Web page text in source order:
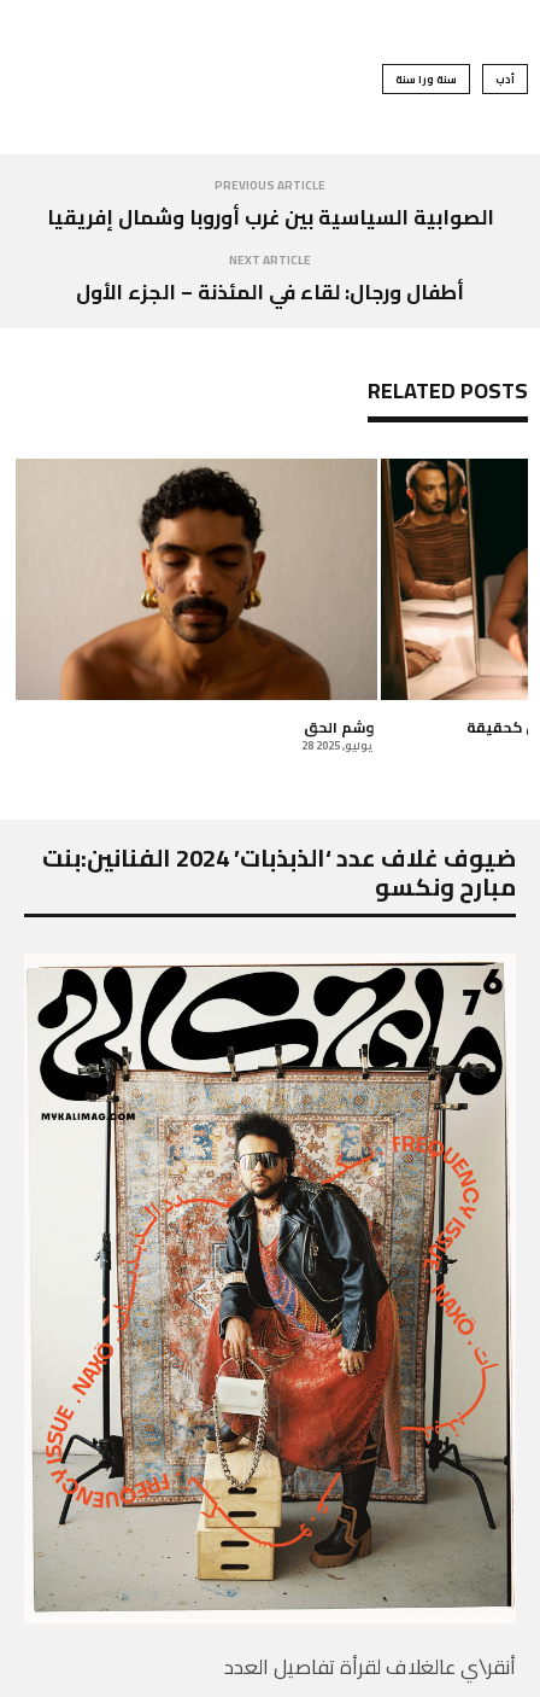
أدب سنة ورا سنة
PREVIOUS ARTICLE
الصوابية السياسية بين غرب أوروبا وشمال إفريقيا
NEXT ARTICLE
أطفال ورجال: لقاء في المئذنة – الجزء الأول
RELATED POSTS
وشم الحق
28 يوليو, 2025
كحقيقة
ضيوف غلاف عدد ‘الذبذبات’ 2024 الفنانين:بنت
مبارح ونكسو
أنقر\ي عالغلاف لقرأة تفاصيل العدد